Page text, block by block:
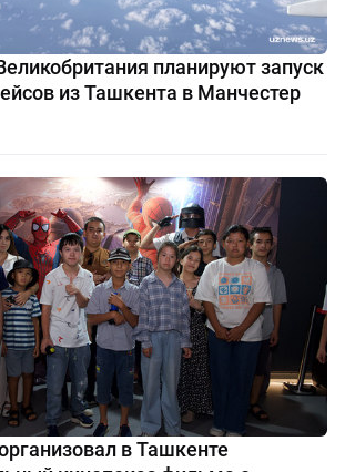
планируют запуск
из Ташкента в Манчестер
в Ташкенте